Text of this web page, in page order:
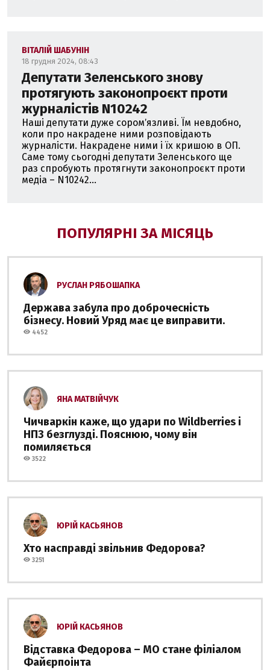
ВІТАЛІЙ ШАБУНІН
18 грудня 2024, 08:43
Депутати Зеленського знову
протягують законопроєкт проти
журналістів N10242
Наші депутати дуже соромʼязливі. Їм невдобно,
коли про накрадене ними розповідають
журналісти. Накрадене ними і їх кришою в ОП.
Саме тому сьогодні депутати Зеленського ще
раз спробують протягнути законопроєкт проти
медіа – N10242...
ПОПУЛЯРНІ ЗА МІСЯЦЬ
РУСЛАН РЯБОШАПКА
Держава забула про доброчесність
бізнесу. Новий Уряд має це виправити.
4452
ЯНА МАТВІЙЧУК
Чичваркін каже, що удари по Wildberries і
НПЗ безглузді. Пояснюю, чому він
помиляється
3522
ЮРІЙ КАСЬЯНОВ
Хто насправді звільнив Федорова?
3251
ЮРІЙ КАСЬЯНОВ
Відставка Федорова – МО стане філіалом
Файєрпоінта